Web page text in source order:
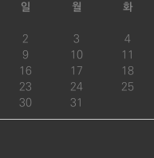
일
월 화
2
3 4
9
10 11
16
17 18
23
24 25
30
31